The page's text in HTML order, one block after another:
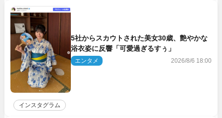
5社からスカウトされた美女30歳、艶やかな
浴衣姿に反響「可愛過ぎるすぅ」
エンタメ 2026/8/6 18:00
インスタグラム